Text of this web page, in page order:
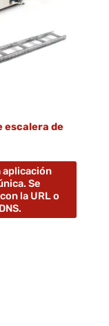
escalera de
aplicación
Se
la URL o